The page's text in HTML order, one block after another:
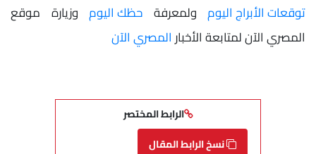
توقعات الأبراج اليوم ولمعرفة حظك اليوم وزيارة موقع
المصري الآن لمتابعة الأخبارالمصري الآن
الرابط المختصر
نسخ الرابط المقال